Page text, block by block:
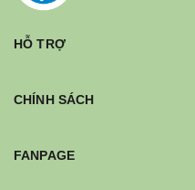
HỖ TRỢ
CHÍNH SÁCH
FANPAGE